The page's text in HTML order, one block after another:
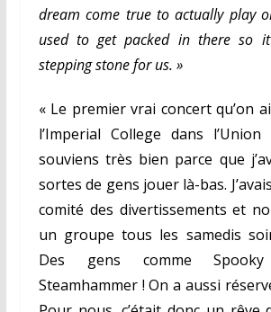
dream come true to actually play
used to get packed in there so
stepping stone for us. »
« Le premier vrai concert qu’on
l’Imperial College dans l’Union
souviens très bien parce que
sortes de gens jouer là-bas.
comité des divertissements et
un groupe tous les samedis
Des gens comme
Steamhammer ! On a aussi